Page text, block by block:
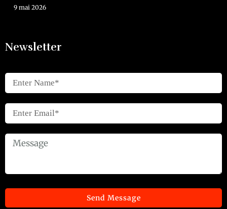
9 mai 2026
Newsletter
Send Message